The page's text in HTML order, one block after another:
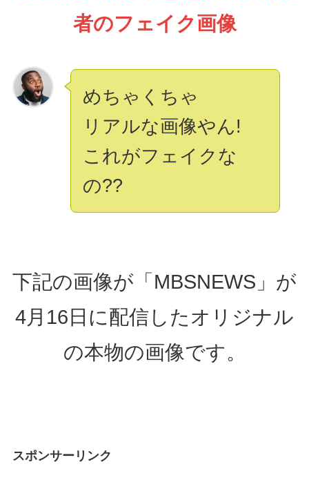
者のフェイク画像
めちゃくちゃ
リアルな画像やん!
これがフェイクな
の??
下記の画像が「MBSNEWS」が
4月16日に配信したオリジナル
の本物の画像です。
スポンサーリンク